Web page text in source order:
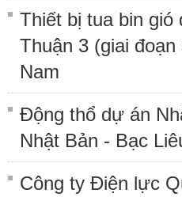
Thiết bị tua bin
Thuận 3 (giai
Nam
Động thổ dự án
Nhật Bản - Bạc
Công ty Điện lực